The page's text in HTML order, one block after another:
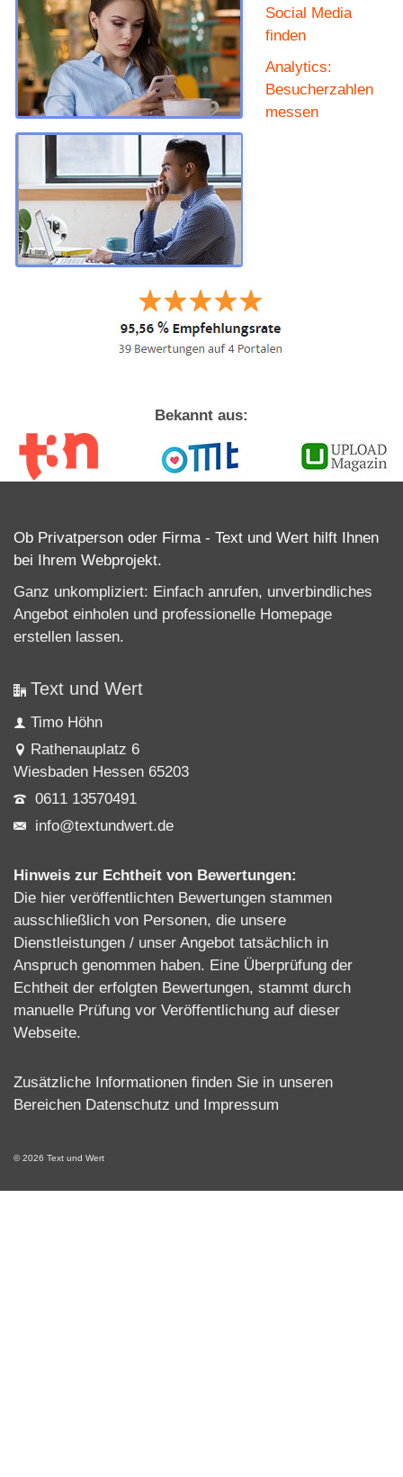
Social Media
finden
Analytics:
Besucherzahlen
messen
Bekannt aus:
Ob Privatperson oder Firma - Text und Wert hilft Ihnen
bei Ihrem Webprojekt.
Ganz unkompliziert: Einfach anrufen, unverbindliches
Angebot einholen und professionelle Homepage
erstellen lassen.
Text und Wert
Timo Höhn
Rathenauplatz 6
Wiesbaden Hessen 65203
0611 13570491
info@textundwert.de
Hinweis zur Echtheit von Bewertungen:
Die hier veröffentlichten Bewertungen stammen
ausschließlich von Personen, die unsere
Dienstleistungen / unser Angebot tatsächlich in
Anspruch genommen haben. Eine Überprüfung der
Echtheit der erfolgten Bewertungen, stammt durch
manuelle Prüfung vor Veröffentlichung auf dieser
Webseite.
Zusätzliche Informationen finden Sie in unseren
Bereichen Datenschutz und Impressum
© 2026 Text und Wert